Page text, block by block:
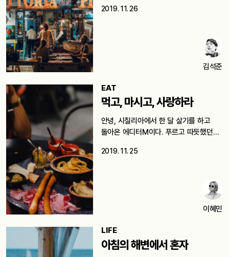
2019. 11. 26
김석준
EAT
먹고, 마시고, 사랑하라
안녕, 시칠리아에서 한 달 살기를 하고
돌아온 에디터M이다. 푸르고 따듯했던…
2019. 11. 25
이혜민
LIFE
아침의 해변에서 혼자